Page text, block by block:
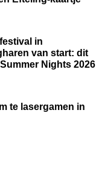
in
van start: dit
Nights 2026
te lasergamen in